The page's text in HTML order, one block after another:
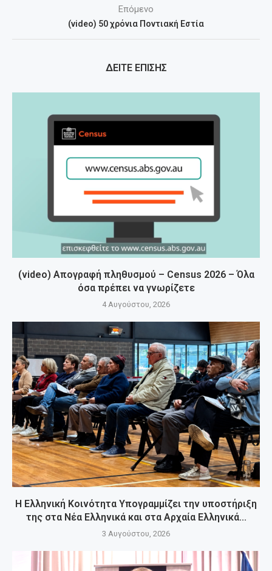
Επόμενο
(video) 50 χρόνια Ποντιακή Εστία
ΔΕΙΤΕ ΕΠΙΣΗΣ
(video) Απογραφή πληθυσμού – Census 2026 – Όλα
όσα πρέπει να γνωρίζετε
4 Αυγούστου, 2026
Η Ελληνική Κοινότητα Υπογραμμίζει την υποστήριξη
της στα Νέα Ελληνικά και στα Αρχαία Ελληνικά...
3 Αυγούστου, 2026